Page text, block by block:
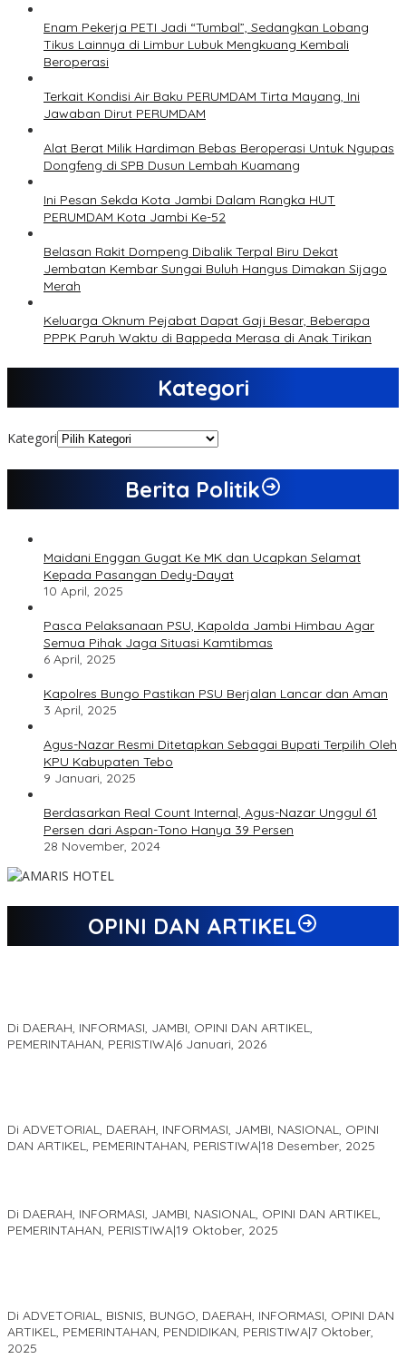
Enam Pekerja PETI Jadi “Tumbal”, Sedangkan Lobang
Tikus Lainnya di Limbur Lubuk Mengkuang Kembali
Beroperasi
Terkait Kondisi Air Baku PERUMDAM Tirta Mayang, Ini
Jawaban Dirut PERUMDAM
Alat Berat Milik Hardiman Bebas Beroperasi Untuk Ngupas
Dongfeng di SPB Dusun Lembah Kuamang
Ini Pesan Sekda Kota Jambi Dalam Rangka HUT
PERUMDAM Kota Jambi Ke-52
Belasan Rakit Dompeng Dibalik Terpal Biru Dekat
Jembatan Kembar Sungai Buluh Hangus Dimakan Sijago
Merah
Keluarga Oknum Pejabat Dapat Gaji Besar, Beberapa
PPPK Paruh Waktu di Bappeda Merasa di Anak Tirikan
Kategori
Kategori
Berita Politik
Maidani Enggan Gugat Ke MK dan Ucapkan Selamat
Kepada Pasangan Dedy-Dayat
10 April, 2025
Pasca Pelaksanaan PSU, Kapolda Jambi Himbau Agar
Semua Pihak Jaga Situasi Kamtibmas
6 April, 2025
Kapolres Bungo Pastikan PSU Berjalan Lancar dan Aman
3 April, 2025
Agus-Nazar Resmi Ditetapkan Sebagai Bupati Terpilih Oleh
KPU Kabupaten Tebo
9 Januari, 2025
Berdasarkan Real Count Internal, Agus-Nazar Unggul 61
Persen dari Aspan-Tono Hanya 39 Persen
28 November, 2024
OPINI DAN ARTIKEL
Di DAERAH, INFORMASI, JAMBI, OPINI DAN ARTIKEL,
PEMERINTAHAN, PERISTIWA|6 Januari, 2026
Di ADVETORIAL, DAERAH, INFORMASI, JAMBI, NASIONAL, OPINI
DAN ARTIKEL, PEMERINTAHAN, PERISTIWA|18 Desember, 2025
Di DAERAH, INFORMASI, JAMBI, NASIONAL, OPINI DAN ARTIKEL,
PEMERINTAHAN, PERISTIWA|19 Oktober, 2025
Di ADVETORIAL, BISNIS, BUNGO, DAERAH, INFORMASI, OPINI DAN
ARTIKEL, PEMERINTAHAN, PENDIDIKAN, PERISTIWA|7 Oktober,
2025